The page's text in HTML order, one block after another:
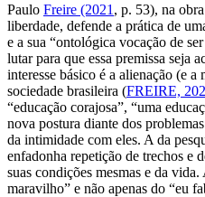
Paulo Freire (2021 , p. 53), na obra
liberdade, defende a prática de
e a sua “ontológica vocação de
lutar para que essa premissa seja
interesse básico é a alienação (e
sociedade brasileira (FREIRE,
“educação corajosa”, “uma
nova postura diante dos
da intimidade com eles. A da
enfadonha repetição de trechos e
suas condições mesmas e da
maravilho” e não apenas do “eu